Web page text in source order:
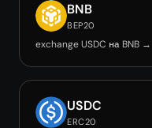
BNB
BEP20
exchange USDC на BNB →
USDC
ERC20